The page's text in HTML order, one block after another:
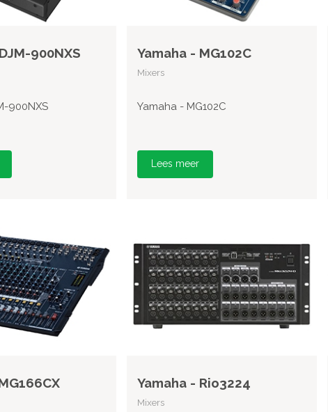
900NXS
900NXS
Yamaha - MG102C
Mixers
Yamaha - MG102C
Lees meer
Yamaha - Rio3224
Mixers